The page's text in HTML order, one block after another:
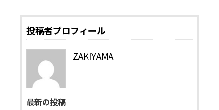
投稿者プロフィール
ZAKIYAMA
最新の投稿